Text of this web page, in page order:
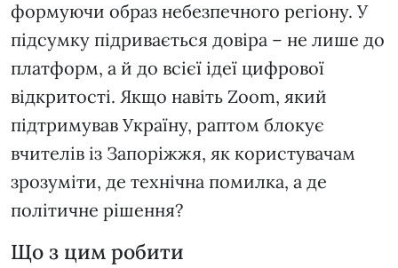
формуючи образ небезпечного регіону. У
підсумку підривається довіра – не лише до
платформ, а й до всієї ідеї цифрової
відкритості. Якщо навіть Zoom, який
підтримував Україну, раптом блокує
вчителів із Запоріжжя, як користувачам
зрозуміти, де технічна помилка, а де
політичне рішення?
Що з цим робити